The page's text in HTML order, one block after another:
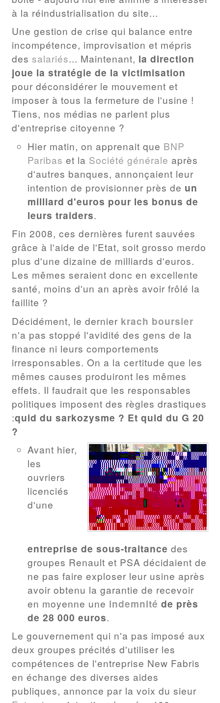
à la réindustrialisation du site...
Une gestion de crise qui balance entre
incompétence, improvisation et mépris
des salariés... Maintenant, la direction
joue la stratégie de la victimisation
pour déconsidérer le mouvement et
imposer à tous la fermeture de l'usine !
Tiens, nos médias ne parlent plus
d'entreprise citoyenne ?
Hier matin, on apprenait que BNP
Paribas et la Société générale après
d'autres banques, annonçaient leur
intention de provisionner près de un
milliard d'euros pour les bonus de
leurs traiders.
Fin 2008, ces dernières furent sauvées
grâce à l'aide de l'Etat, soit grosso merdo
plus d'une dizaine de milliards d'euros.
Les mêmes seraient donc en excellente
santé, moins d'un an après avoir frôlé la
faillite ?
Décidément, le dernier krach boursier
n'a pas stoppé l'avidité des gens de la
finance ni leurs comportements
irresponsables. On a la certitude que les
mêmes causes produiront les mêmes
effets. Il faudrait que les responsables
politiques imposent des règles drastiques
:quid du sarkozysme ? Et quid du G 20
?
Avant hier,
les
ouvriers
licenciés
d'une
entreprise de sous-traitance des
groupes Renault et PSA décidaient de
ne pas faire exploser leur usine après
avoir obtenu la garantie de recevoir
en moyenne une indemnité de près
de 28 000 euros.
Le gouvernement qui n'a pas imposé aux
deux groupes précités d'utiliser les
compétences de l'entreprise New Fabris
en échange des diverses aides
publiques, annonce par la voix du sieur